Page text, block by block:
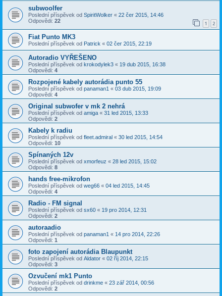
subwoolfer
Poslední příspěvek od SpiritWolker « 22 čer 2015, 14:46
Odpovědi: 22 1 2
Fiat Punto MK3
Poslední příspěvek od Patrick « 02 čer 2015, 22:19
Autoradio VYŘEŠENO
Poslední příspěvek od krokodylek3 « 19 dub 2015, 16:38
Odpovědi: 4
Rozpojené kabely autorádia punto 55
Poslední příspěvek od panaman1 « 03 dub 2015, 19:09
Odpovědi: 4
Original subwofer v mk 2 nehrá
Poslední příspěvek od amiga « 31 led 2015, 13:33
Odpovědi: 2
Kabely k radiu
Poslední příspěvek od fleet.admiral « 30 led 2015, 14:54
Odpovědi: 10
Spínaných 12v
Poslední příspěvek od xmorfeuz « 28 led 2015, 15:02
Odpovědi: 8
hands free-mikrofon
Poslední příspěvek od weg66 « 04 led 2015, 14:45
Odpovědi: 4
Radio - FM signal
Poslední příspěvek od sx60 « 19 pro 2014, 12:31
Odpovědi: 2
autoraadio
Poslední příspěvek od panaman1 « 14 pro 2014, 22:26
Odpovědi: 1
foto zapojení autorádia Blaupunkt
Poslední příspěvek od Aldator « 02 říj 2014, 22:15
Odpovědi: 3
Ozvučení mk1 Punto
Poslední příspěvek od drinkme « 23 zář 2014, 00:56
Odpovědi: 2